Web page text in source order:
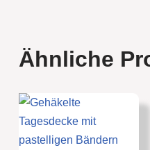
Ähnliche